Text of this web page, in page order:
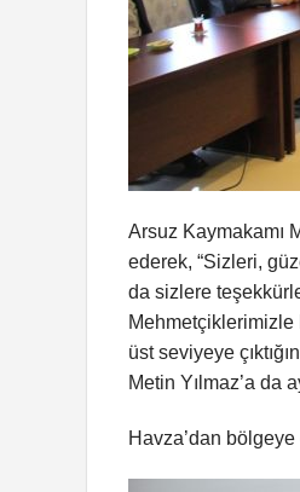
Arsuz Kaymakamı
ederek, “Sizleri,
da sizlere
üst seviyeye
Metin Yılmaz’a da
Havza’dan